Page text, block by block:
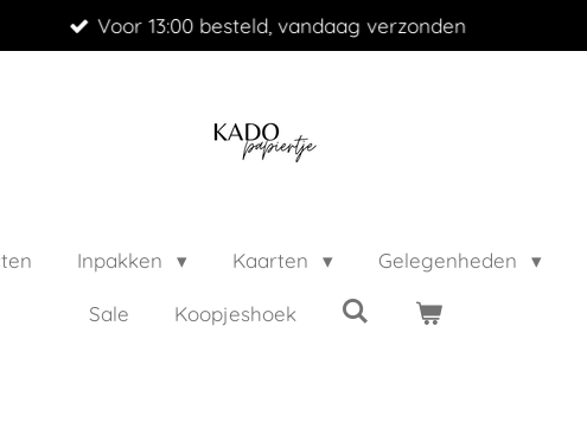
Voor 13:00 besteld, vandaag verzonden
Inpakken Kaarten Gelegenheden
Sale Koopjeshoek